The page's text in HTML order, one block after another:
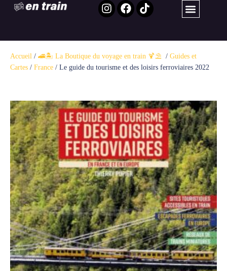
Accueil / 🚄🏝️ La Boutique du voyage en train 🍹⛱️ ​ / Guides et
Cartes / France / Le guide du tourisme et des loisirs ferroviaires 2022